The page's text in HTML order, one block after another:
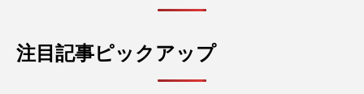
注目記事ピックアップ